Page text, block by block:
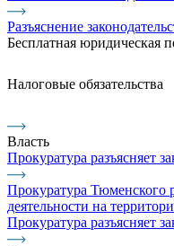
Разъяснение
Бесплатная юридическая
Налоговые обязательства
Власть
Прокуратура разъясняет
Прокуратура Тюменского
деятельности на
Прокуратура разъясняет